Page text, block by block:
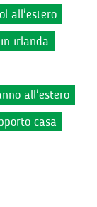
all'estero
irlanda
all'estero
casa